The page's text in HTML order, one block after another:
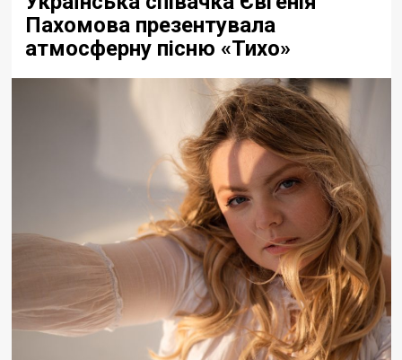
Пахомова презентувала
атмосферну пісню «Тихо»